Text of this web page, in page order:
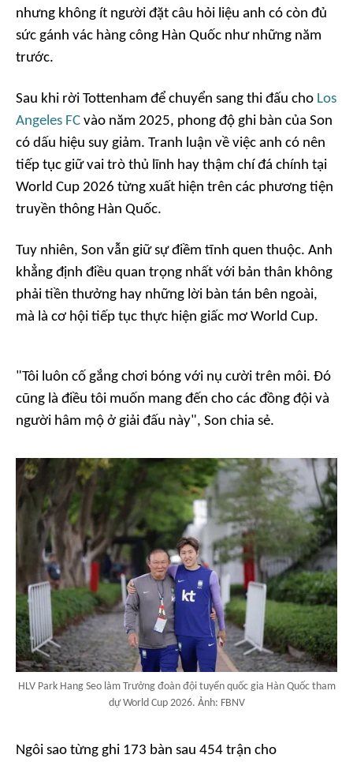
nhưng không ít người đặt câu hỏi liệu anh có còn đủ
sức gánh vác hàng công Hàn Quốc như những năm
trước.
Sau khi rời Tottenham để chuyển sang thi đấu cho Los
Angeles FC vào năm 2025, phong độ ghi bàn của Son
có dấu hiệu suy giảm. Tranh luận về việc anh có nên
tiếp tục giữ vai trò thủ lĩnh hay thậm chí đá chính tại
World Cup 2026 từng xuất hiện trên các phương tiện
truyền thông Hàn Quốc.
Tuy nhiên, Son vẫn giữ sự điềm tĩnh quen thuộc. Anh
khẳng định điều quan trọng nhất với bản thân không
phải tiền thưởng hay những lời bàn tán bên ngoài,
mà là cơ hội tiếp tục thực hiện giấc mơ World Cup.
"Tôi luôn cố gắng chơi bóng với nụ cười trên môi. Đó
cũng là điều tôi muốn mang đến cho các đồng đội và
người hâm mộ ở giải đấu này", Son chia sẻ.
HLV Park Hang Seo làm Trưởng đoàn đội tuyển quốc gia Hàn Quốc tham
dự World Cup 2026. Ảnh: FBNV
Ngôi sao từng ghi 173 bàn sau 454 trận cho